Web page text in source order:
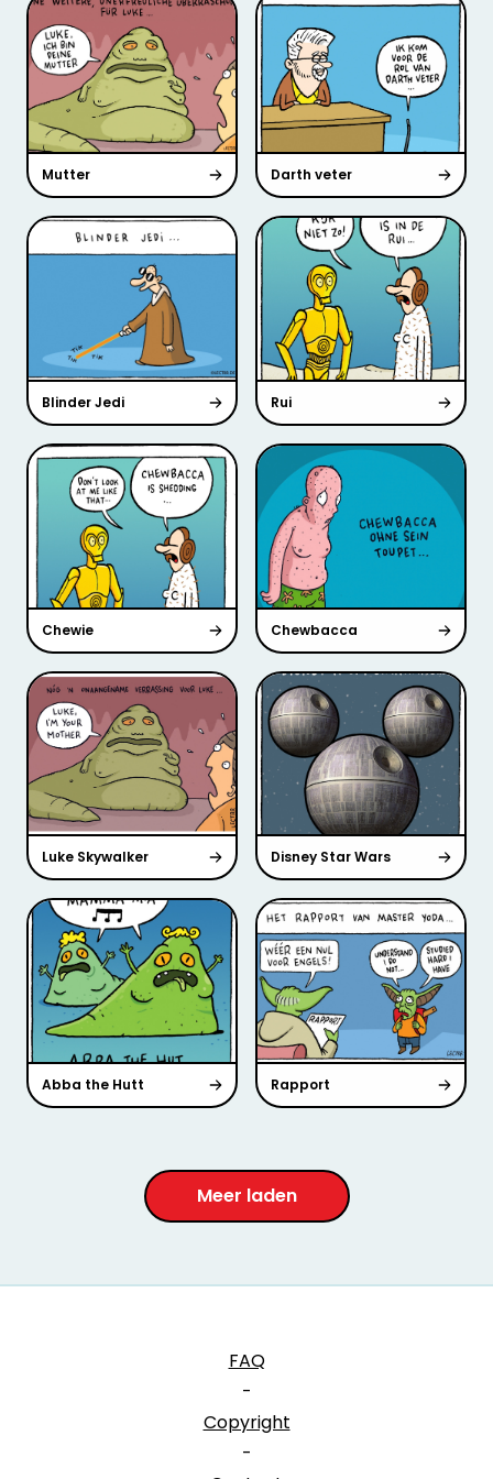
Mutter Darth veter
Blinder Jedi Rui
Chewie Chewbacca
Luke Skywalker Disney Star Wars
Abba the Hutt Rapport
Meer laden
FAQ
-
Copyright
-